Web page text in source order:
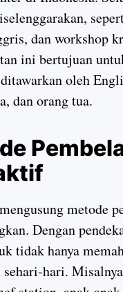
dan workshop
ini bertujuan
oleh
dan orang tua.
metode
Dengan
tidak hanya
sehari-hari.